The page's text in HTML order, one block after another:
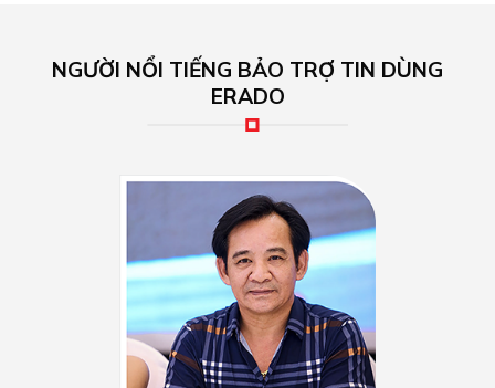
NGƯỜI NỔI TIẾNG BẢO TRỢ TIN DÙNG
ERADO